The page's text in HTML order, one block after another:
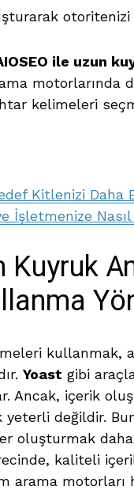
otoritenizi
ile uzun
motorlarında
kelimeleri
Kitlenizi Daha
İşletmenize
Kuyruk
kullanmak,
Yoast gibi
Ancak, içerik
değildir.
oluşturmak
kaliteli
arama